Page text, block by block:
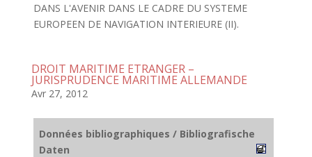
DANS L'AVENIR DANS LE CADRE DU SYSTEME
EUROPEEN DE NAVIGATION INTERIEURE (II).
DROIT MARITIME ETRANGER –
JURISPRUDENCE MARITIME ALLEMANDE
Avr 27, 2012
Données bibliographiques / Bibliografische
Daten